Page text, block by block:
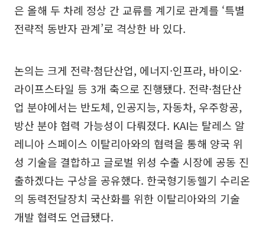
은 올해 두 차례 정상 간 교류를 계기로 관계를 ‘특별
전략적 동반자 관계’로 격상한 바 있다.
논의는 크게 전략·첨단산업, 에너지·인프라, 바이오·
라이프스타일 등 3개 축으로 진행됐다. 전략·첨단산
업 분야에서는 반도체, 인공지능, 자동차, 우주항공,
방산 분야 협력 가능성이 다뤄졌다. KAI는 탈레스 알
레니아 스페이스 이탈리아와의 협력을 통해 양국 위
성 기술을 결합하고 글로벌 위성 수출 시장에 공동 진
출하겠다는 구상을 공유했다. 한국형기동헬기 수리온
의 동력전달장치 국산화를 위한 이탈리아와의 기술
개발 협력도 언급됐다.